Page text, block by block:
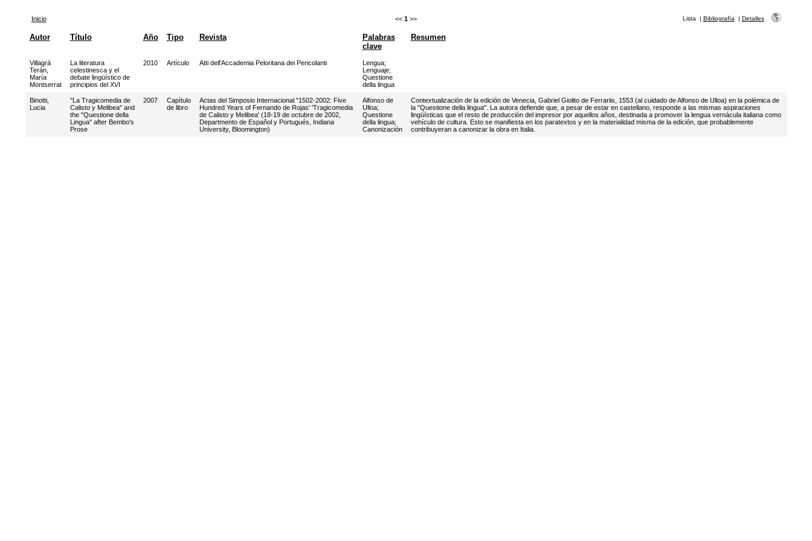
Inicio << 1 >> Lista | Bibliografía | Detalles
Autor Título Año Tipo Revista
Palabras
clave
Resumen
Villagrá
Terán,
María
Montserrat
La literatura
celestinesca y el
debate lingüístico de
principios del XVI
2010 Artículo Atti dell'Accademia Peloritana dei Pericolanti Lengua;
Lenguaje;
Questione
della lingua
Binotti,
Lucia
"La Tragicomedia de
Calisto y Melibea" and
the "Questione della
Lingua" after Bembo's
Prose
2007
Capítulo
de libro
Actas del Simposio Internacional "1502-2002: Five
Hundred Years of Fernando de Rojas' 'Tragicomedia
de Calisto y Melibea' (18-19 de octubre de 2002,
Departmento de Español y Portugués, Indiana
University, Bloomington)
Alfonso de
Ulloa;
Questione
della lingua;
Canonización
Contextualización de la edición de Venecia, Gabriel Giolito de Ferrariis, 1553 (al cuidado de Alfonso de Ulloa) en la polémica de
la "Questione della lingua". La autora defiende que, a pesar de estar en castellano, responde a las mismas aspiraciones
lingüísticas que el resto de producción del impresor por aquellos años, destinada a promover la lengua vernácula italiana como
vehículo de cultura. Esto se manifiesta en los paratextos y en la materialidad misma de la edición, que probablemente
contribuyeran a canonizar la obra en Italia.